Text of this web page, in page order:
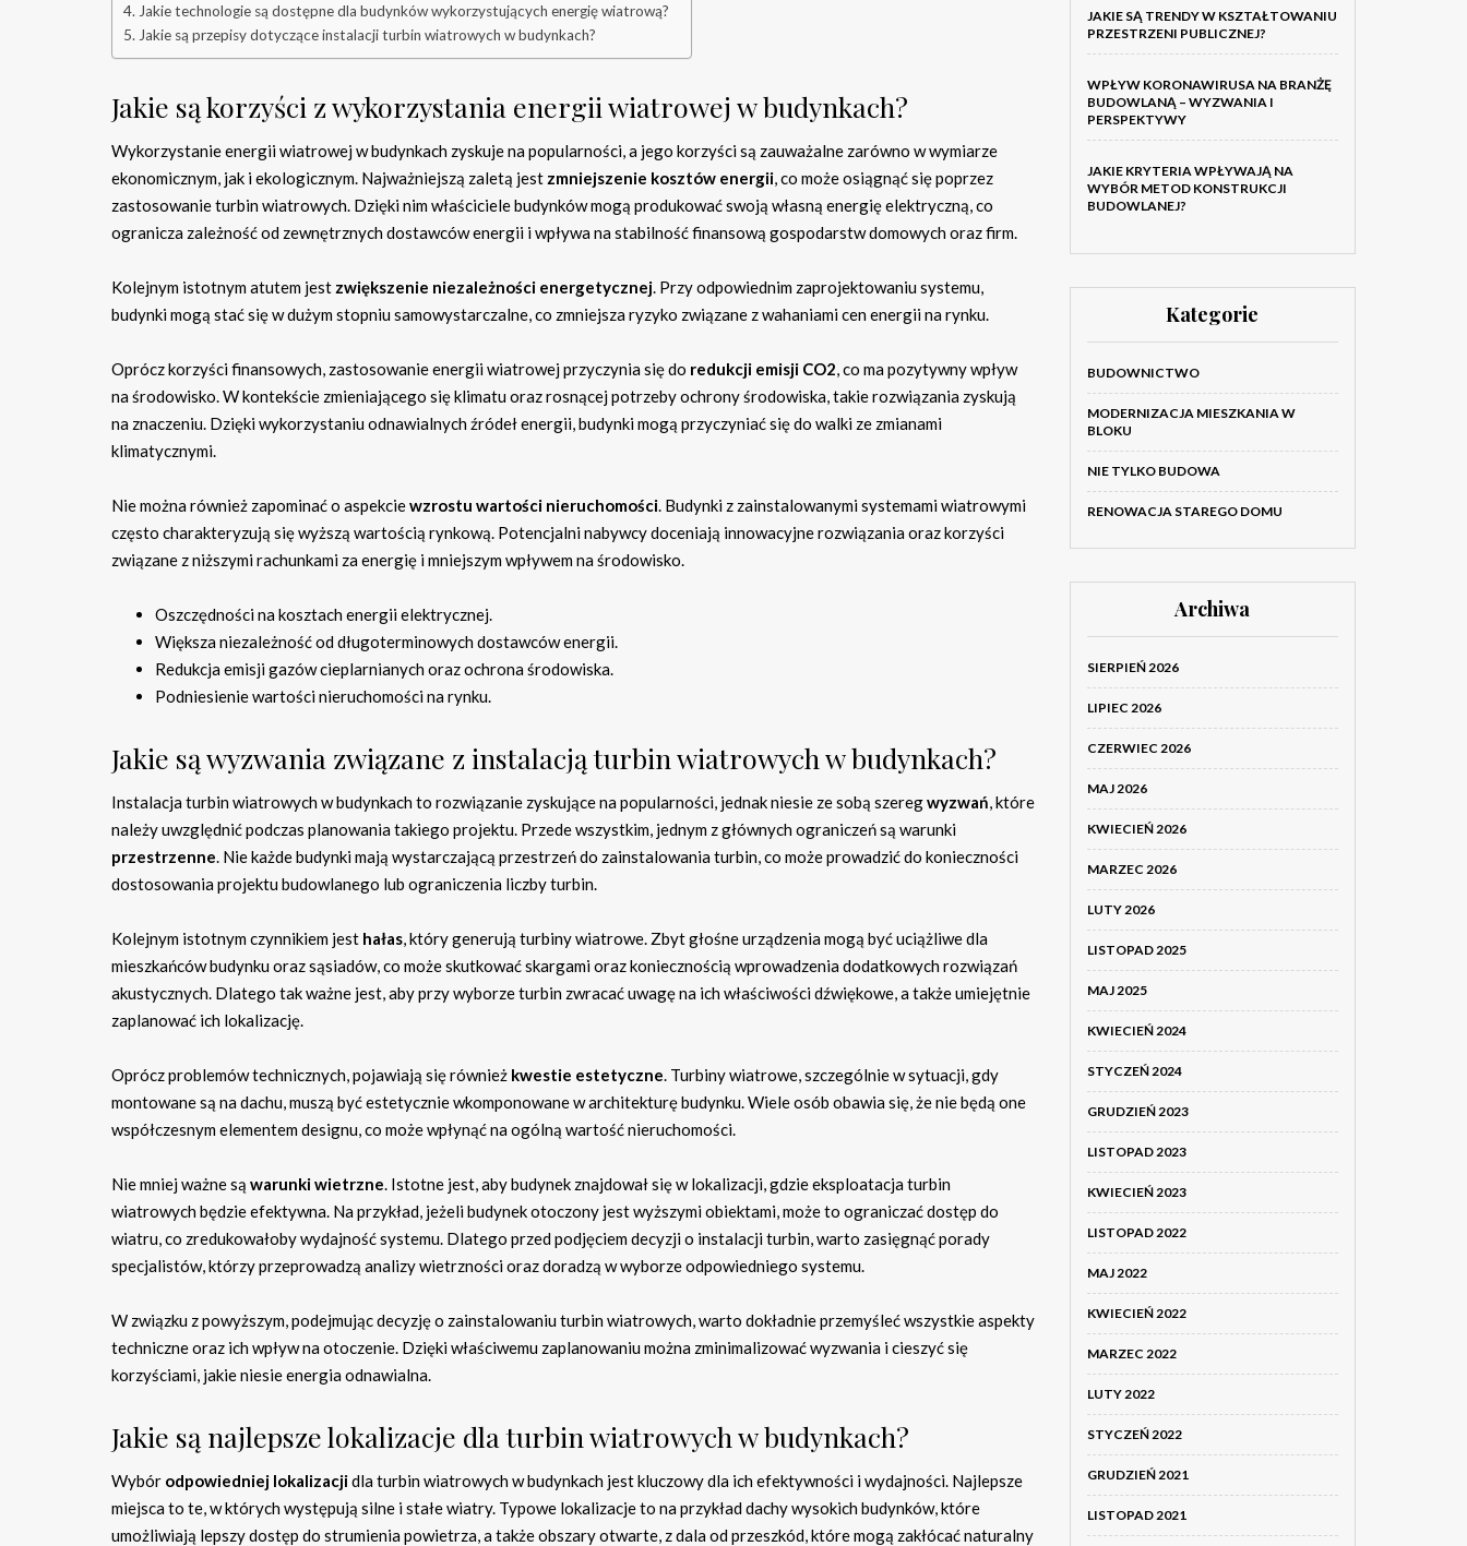
Jakie technologie są dostępne dla budynków wykorzystujących energię wiatrową?
Jakie są przepisy dotyczące instalacji turbin wiatrowych w budynkach?
Jakie są korzyści z wykorzystania energii wiatrowej w budynkach?
Wykorzystanie energii wiatrowej w budynkach zyskuje na popularności, a jego korzyści są zauważalne zarówno w wymiarze
ekonomicznym, jak i ekologicznym. Najważniejszą zaletą jest zmniejszenie kosztów energii, co może osiągnąć się poprzez
zastosowanie turbin wiatrowych. Dzięki nim właściciele budynków mogą produkować swoją własną energię elektryczną, co
ogranicza zależność od zewnętrznych dostawców energii i wpływa na stabilność finansową gospodarstw domowych oraz firm.
Kolejnym istotnym atutem jest zwiększenie niezależności energetycznej. Przy odpowiednim zaprojektowaniu systemu,
budynki mogą stać się w dużym stopniu samowystarczalne, co zmniejsza ryzyko związane z wahaniami cen energii na rynku.
Oprócz korzyści finansowych, zastosowanie energii wiatrowej przyczynia się do redukcji emisji CO2, co ma pozytywny wpływ
na środowisko. W kontekście zmieniającego się klimatu oraz rosnącej potrzeby ochrony środowiska, takie rozwiązania zyskują
na znaczeniu. Dzięki wykorzystaniu odnawialnych źródeł energii, budynki mogą przyczyniać się do walki ze zmianami
klimatycznymi.
Nie można również zapominać o aspekciewzrostu wartości nieruchomości. Budynki z zainstalowanymi systemami wiatrowymi
często charakteryzują się wyższą wartością rynkową. Potencjalni nabywcy doceniają innowacyjne rozwiązania oraz korzyści
związane z niższymi rachunkami za energię i mniejszym wpływem na środowisko.
Oszczędności na kosztach energii elektrycznej.
Większa niezależność od długoterminowych dostawców energii.
Redukcja emisji gazów cieplarnianych oraz ochrona środowiska.
Podniesienie wartości nieruchomości na rynku.
Jakie są wyzwania związane z instalacją turbin wiatrowych w budynkach?
Instalacja turbin wiatrowych w budynkach to rozwiązanie zyskujące na popularności, jednak niesie ze sobą szeregwyzwań, które
należy uwzględnić podczas planowania takiego projektu. Przede wszystkim, jednym z głównych ograniczeń są warunki
przestrzenne. Nie każde budynki mają wystarczającą przestrzeń do zainstalowania turbin, co może prowadzić do konieczności
dostosowania projektu budowlanego lub ograniczenia liczby turbin.
Kolejnym istotnym czynnikiem jest hałas, który generują turbiny wiatrowe. Zbyt głośne urządzenia mogą być uciążliwe dla
mieszkańców budynku oraz sąsiadów, co może skutkować skargami oraz koniecznością wprowadzenia dodatkowych rozwiązań
akustycznych. Dlatego tak ważne jest, aby przy wyborze turbin zwracać uwagę na ich właściwości dźwiękowe, a także umiejętnie
zaplanować ich lokalizację.
Oprócz problemów technicznych, pojawiają się również kwestie estetyczne. Turbiny wiatrowe, szczególnie w sytuacji, gdy
montowane są na dachu, muszą być estetycznie wkomponowane w architekturę budynku. Wiele osób obawia się, że nie będą one
współczesnym elementem designu, co może wpłynąć na ogólną wartość nieruchomości.
Nie mniej ważne są warunki wietrzne. Istotne jest, aby budynek znajdował się w lokalizacji, gdzie eksploatacja turbin
wiatrowych będzie efektywna. Na przykład, jeżeli budynek otoczony jest wyższymi obiektami, może to ograniczać dostęp do
wiatru, co zredukowałoby wydajność systemu. Dlatego przed podjęciem decyzji o instalacji turbin, warto zasięgnąć porady
specjalistów, którzy przeprowadzą analizy wietrzności oraz doradzą w wyborze odpowiedniego systemu.
W związku z powyższym, podejmując decyzję o zainstalowaniu turbin wiatrowych, warto dokładnie przemyśleć wszystkie aspekty
techniczne oraz ich wpływ na otoczenie. Dzięki właściwemu zaplanowaniu można zminimalizować wyzwania i cieszyć się
korzyściami, jakie niesie energia odnawialna.
Jakie są najlepsze lokalizacje dla turbin wiatrowych w budynkach?
Wybór odpowiedniej lokalizacjidla turbin wiatrowych w budynkach jest kluczowy dla ich efektywności i wydajności. Najlepsze
miejsca to te, w których występują silne i stałe wiatry. Typowe lokalizacje to na przykład dachy wysokich budynków, które
umożliwiają lepszy dostęp do strumienia powietrza, a także obszary otwarte, z dala od przeszkód, które mogą zakłócać naturalny
JAKIE SĄ TRENDY W KSZTAŁTOWANIU
PRZESTRZENI PUBLICZNEJ?
WPŁYW KORONAWIRUSA NA BRANŻĘ
BUDOWLANĄ – WYZWANIA I
PERSPEKTYWY
JAKIE KRYTERIA WPŁYWAJĄ NA
WYBÓR METOD KONSTRUKCJI
BUDOWLANEJ?
Kategorie
BUDOWNICTWO
MODERNIZACJA MIESZKANIA W
BLOKU
NIE TYLKO BUDOWA
RENOWACJA STAREGO DOMU
Archiwa
SIERPIEŃ 2026
LIPIEC 2026
CZERWIEC 2026
MAJ 2026
KWIECIEŃ 2026
MARZEC 2026
LUTY 2026
LISTOPAD 2025
MAJ 2025
KWIECIEŃ 2024
STYCZEŃ 2024
GRUDZIEŃ 2023
LISTOPAD 2023
KWIECIEŃ 2023
LISTOPAD 2022
MAJ 2022
KWIECIEŃ 2022
MARZEC 2022
LUTY 2022
STYCZEŃ 2022
GRUDZIEŃ 2021
LISTOPAD 2021